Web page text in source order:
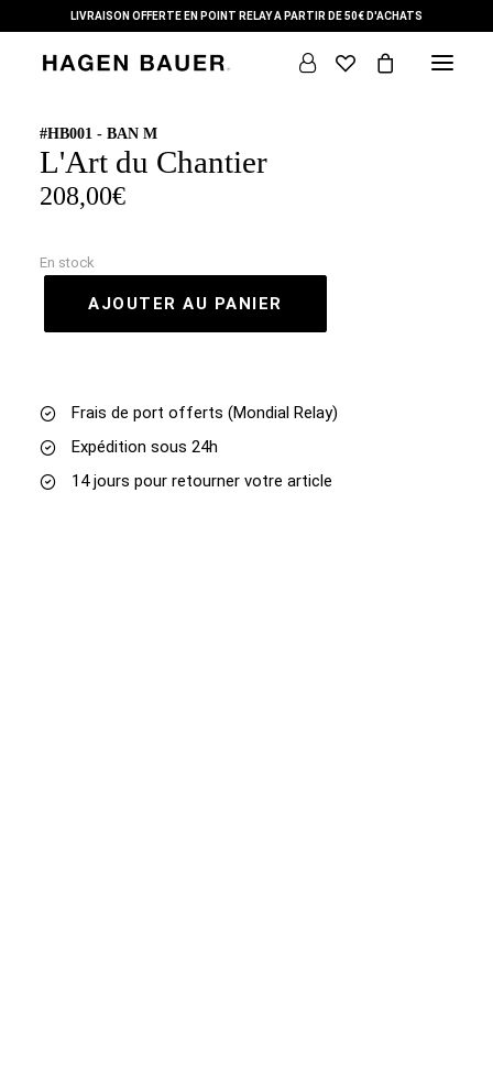
LIVRAISON OFFERTE EN POINT RELAY A PARTIR DE 50€ D'ACHATS
DÉMARCHE
COLLECTION
L’ ARTISTE
CONTACT
#HB001 - BAN M
L'Art du Chantier
208,00€
En stock
AJOUTER AU PANIER
Frais de port offerts (Mondial Relay)
Expédition sous 24h
14 jours pour retourner votre article